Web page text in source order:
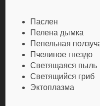
Паслен
Пелена дымка
Пепельная
Пчелиное гнездо
Светящаяся пыль
Светящийся гриб
Эктоплазма